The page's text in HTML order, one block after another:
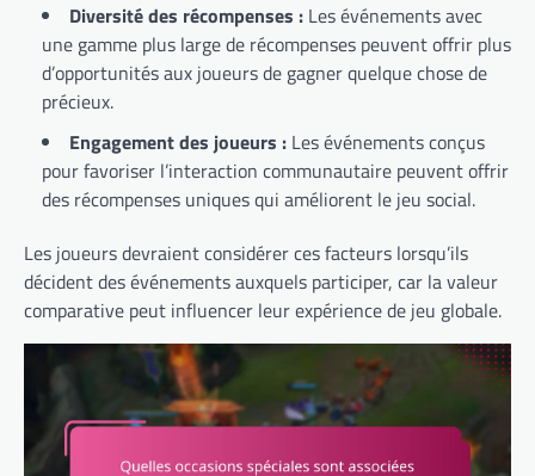
Diversité des récompenses : Les événements avec
une gamme plus large de récompenses peuvent offrir plus
d’opportunités aux joueurs de gagner quelque chose de
précieux.
Engagement des joueurs : Les événements conçus
pour favoriser l’interaction communautaire peuvent offrir
des récompenses uniques qui améliorent le jeu social.
Les joueurs devraient considérer ces facteurs lorsqu’ils
décident des événements auxquels participer, car la valeur
comparative peut influencer leur expérience de jeu globale.